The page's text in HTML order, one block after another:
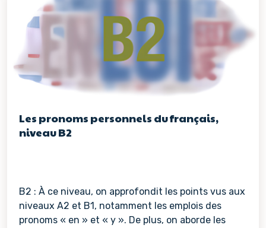
Les pronoms personnels du français,
niveau B2
B2 : À ce niveau, on approfondit les points vus aux
niveaux A2 et B1, notamment les emplois des
pronoms « en » et « y ». De plus, on aborde les